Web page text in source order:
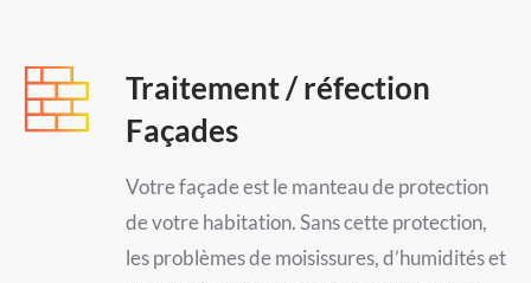
Traitement / réfection
Façades
Votre façade est le manteau de protection
de votre habitation. Sans cette protection,
les problèmes de moisissures, d’humidités et